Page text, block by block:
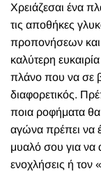
Χρειάζεσαι ένα
τις αποθήκες
προπονήσεων και
καλύτερη
πλάνο που να σε
διαφορετικός.
ποια ροφήματα θα
αγώνα πρέπει να
μυαλό σου για να
ενοχλήσεις ή τον